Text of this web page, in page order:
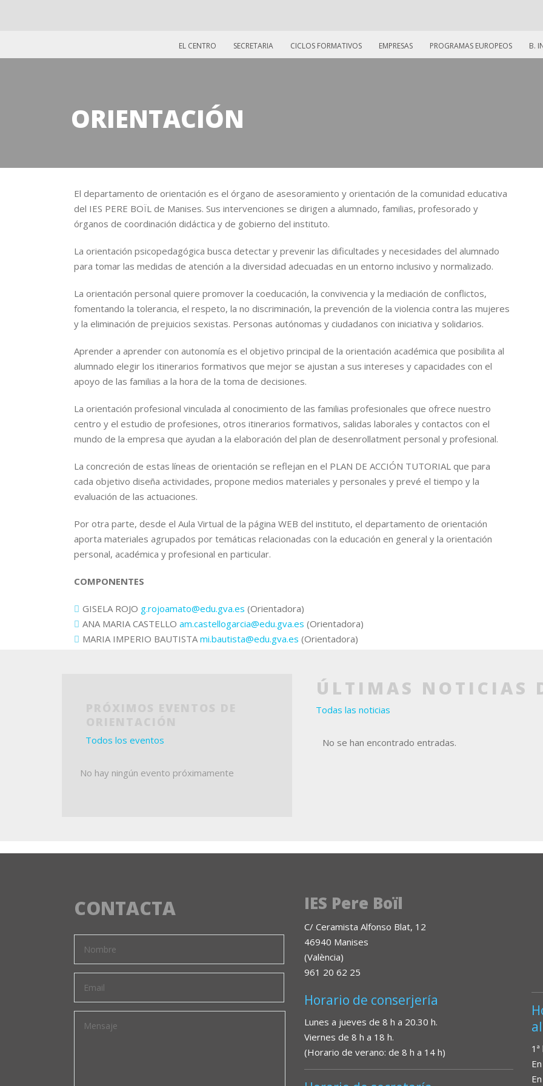
EL CENTRO SECRETARIA CICLOS FORMATIVOS EMPRESAS PROGRAMAS EUROPEOS B.
ORIENTACIÓN
El departamento de orientación es el órgano de asesoramiento y orientación de la comunidad educativa
del IES PERE BOÏL de Manises. Sus intervenciones se dirigen a alumnado, familias, profesorado y
órganos de coordinación didáctica y de gobierno del instituto.
La orientación psicopedagógica busca detectar y prevenir las dificultades y necesidades del alumnado
para tomar las medidas de atención a la diversidad adecuadas en un entorno inclusivo y normalizado.
La orientación personal quiere promover la coeducación, la convivencia y la mediación de conflictos,
fomentando la tolerancia, el respeto, la no discriminación, la prevención de la violencia contra las mujeres
y la eliminación de prejuicios sexistas. Personas autónomas y ciudadanos con iniciativa y solidarios.
Aprender a aprender con autonomía es el objetivo principal de la orientación académica que posibilita al
alumnado elegir los itinerarios formativos que mejor se ajustan a sus intereses y capacidades con el
apoyo de las familias a la hora de la toma de decisiones.
La orientación profesional vinculada al conocimiento de las familias profesionales que ofrece nuestro
centro y el estudio de profesiones, otros itinerarios formativos, salidas laborales y contactos con el
mundo de la empresa que ayudan a la elaboración del plan de desenrollatment personal y profesional.
La concreción de estas líneas de orientación se reflejan en el PLAN DE ACCIÓN TUTORIAL que para
cada objetivo diseña actividades, propone medios materiales y personales y prevé el tiempo y la
evaluación de las actuaciones.
Por otra parte, desde el Aula Virtual de la página WEB del instituto, el departamento de orientación
aporta materiales agrupados por temáticas relacionadas con la educación en general y la orientación
personal, académica y profesional en particular.
COMPONENTES
GISELA ROJO g.rojoamato@edu.gva.es (Orientadora)
ANA MARIA CASTELLO am.castellogarcia@edu.gva.es (Orientadora)
MARIA IMPERIO BAUTISTAmi.bautista@edu.gva.es (Orientadora)
Todos los eventos
No hay ningún evento próximamente
ÚLTIMAS NOTICIAS
Todas las noticias
No se han encontrado entradas.
CONTACTA IES Pere Boïl
C/ Ceramista Alfonso Blat, 12
46940 Manises
(València)
961 20 62 25
Horario de conserjería
Lunes a jueves de 8 h a 20.30 h.
Viernes de 8 h a 18 h.
(Horario de verano: de 8 h a 14 h)